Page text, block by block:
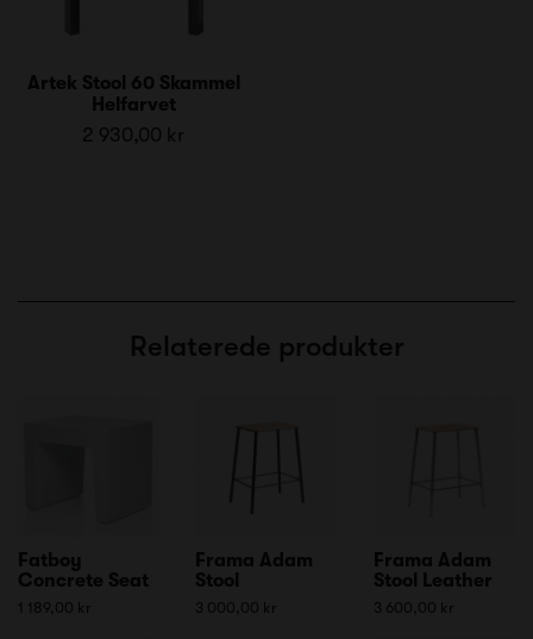
Artek Stool 60 Skammel
Helfarvet
2 930,00 kr
Relaterede produkter
Fatboy
Concrete Seat
1 189,00 kr
Frama Adam
Stool
3 000,00 kr
Frama Adam
Stool Leather
3 600,00 kr